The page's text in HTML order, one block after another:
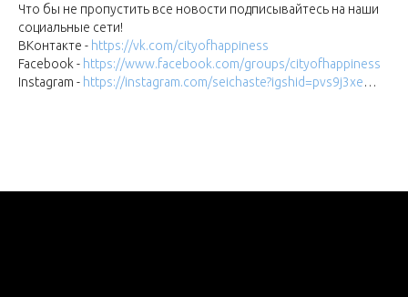
Что бы не пропустить все новости подписывайтесь на наши
социальные сети!
ВКонтакте - https://vk.com/cityofhappiness
Facebook - https://www.facebook.com/groups/cityofhappiness
Instagram - https://instagram.com/seichaste?igshid=pvs9j3xe…